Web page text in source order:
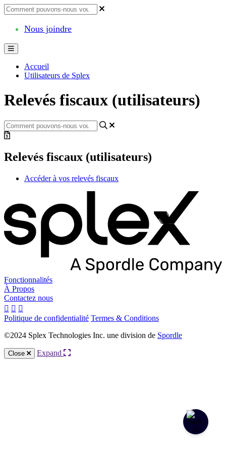
Nous joindre
Accueil
Utilisateurs de Splex
Relevés fiscaux (utilisateurs)
Relevés fiscaux (utilisateurs)
Accéder à vos relevés fiscaux
Fonctionnalités
À Propos
Contactez nous
Politique de confidentialité Termes & Conditions
©2024 Splex Technologies Inc. une division de Spordle
Close Expand